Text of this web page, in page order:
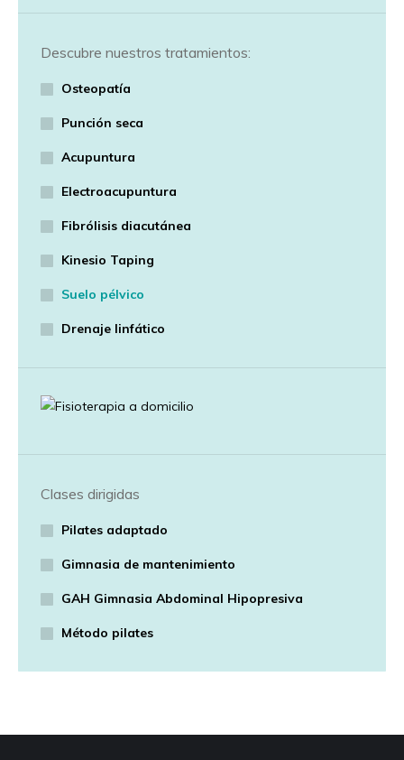
Descubre nuestros tratamientos:
Osteopatía
Punción seca
Acupuntura
Electroacupuntura
Fibrólisis diacutánea
Kinesio Taping
Suelo pélvico
Drenaje linfático
Clases dirigidas
Pilates adaptado
Gimnasia de mantenimiento
GAH Gimnasia Abdominal Hipopresiva
Método pilates